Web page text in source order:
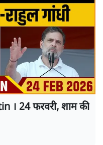
। 24 फरवरी, शाम की